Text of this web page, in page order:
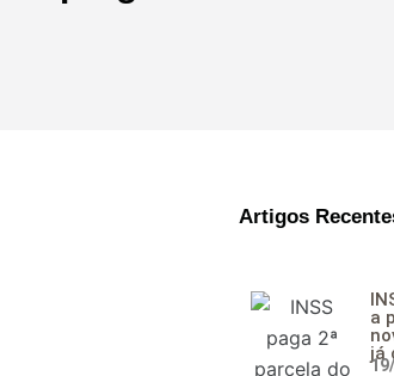
Artigos
a
já